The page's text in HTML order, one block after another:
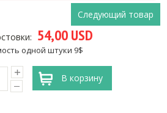
Следующий товар
54,00 USD
одной штуки 9$
В корзину